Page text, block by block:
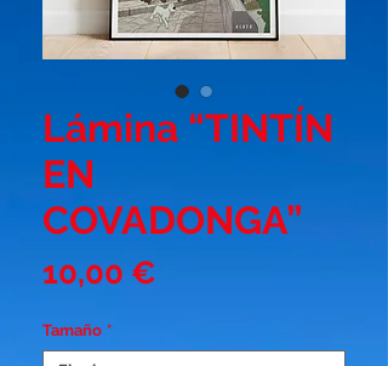
Lámina “TINTÍN
EN
COVADONGA”
10,00 €
Tamaño *